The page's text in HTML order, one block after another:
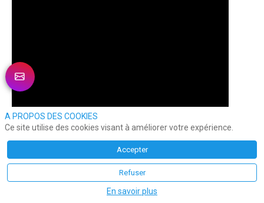
A PROPOS DES COOKIES
Ce site utilise des cookies visant à améliorer votre expérience.
Accepter
Refuser
En savoir plus